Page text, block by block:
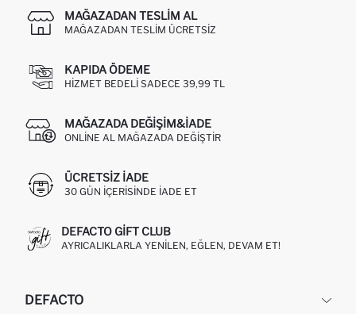
MAĞAZADAN TESLIM AL
MAĞAZADAN TESLIM ÜCRETSIZ
KAPIDA ÖDEME
HIZMET BEDELI SADECE 39,99 TL
MAĞAZADA DEĞIŞIM&İADE
ONLINE AL MAĞAZADA DEĞIŞTIR
ÜCRETSIZ IADE
30 GÜN IÇERISINDE IADE ET
DEFACTO GIFT CLUB
AYRICALIKLARLA YENILEN, EĞLEN, DEVAM ET!
DEFACTO